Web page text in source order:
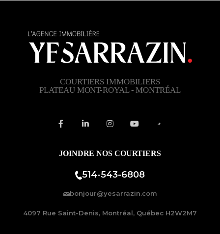
COURTIERS IMMOBILIERS
PLATEAU MONT-ROYAL - MONTRÉAL
JOINDRE NOS COURTIERS
514-543-6808
bonjour@yesarrazin.com
4097 Rue Saint-Denis, Montréal, Québec H2W2M7